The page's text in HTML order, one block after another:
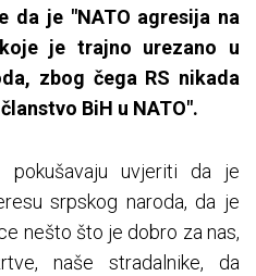
da je "NATO agresija na
je trajno urezano u
zbog čega RS nikada
BiH u NATO".
pokušavaju uvjeriti da je
srpskog naroda, da je
nešto što je dobro za nas,
naše stradalnike, da